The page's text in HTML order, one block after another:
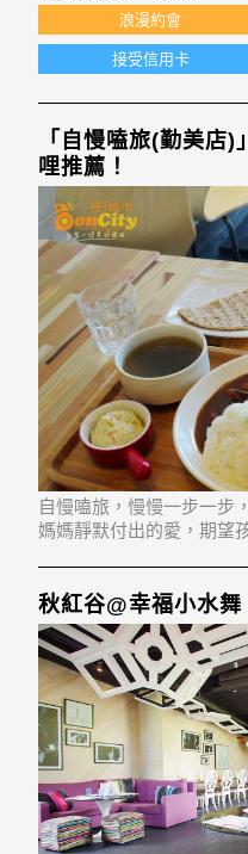
浪漫約會
接受信用卡
「自慢嗑旅(勤美店
哩推薦！
自慢嗑旅，慢慢一步一步
媽媽靜默付出的愛，期望
秋紅谷@幸福小水舞